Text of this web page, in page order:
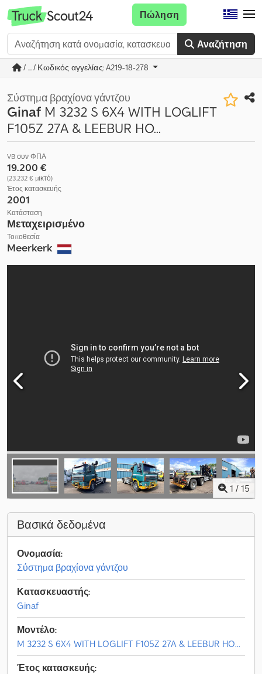
Αναζήτηση
Πώληση
/ ... / Κωδικός αγγελίας: A219-18-278
Σύστημα βραχίονα γάντζου
Ginaf M 3232 S 6X4 WITH LOGLIFT
F105Z 27A & LEEBUR HO...
VB συν ΦΠΑ
19.200 €
(23.232 € μικτό)
Έτος κατασκευής
2001
Κατάσταση
Μεταχειρισμένο
Τοποθεσία
Meerkerk
1 / 15
Βασικά δεδομένα
Ονομασία:
Σύστημα βραχίονα γάντζου
Κατασκευαστής:
Ginaf
Μοντέλο:
M 3232 S 6X4 WITH LOGLIFT F105Z 27A & LEEBUR HO...
Έτος κατασκευής: